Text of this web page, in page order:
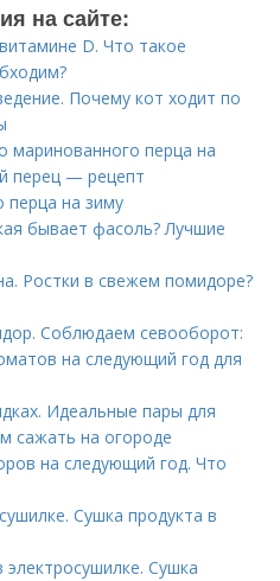
на сайте:
D. Что такое
Почему кот ходит по
маринованного перца на
перец — рецепт
перца на зиму
бывает фасоль? Лучшие
Ростки в свежем помидоре?
Соблюдаем севооборот:
на следующий год для
Идеальные пары для
сажать на огороде
на следующий год. Что
Сушка продукта в
Сушка